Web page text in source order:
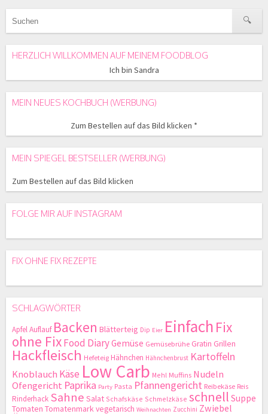
HERZLICH WILLKOMMEN AUF MEINEM FOODBLOG
Ich bin Sandra
MEIN NEUES KOCHBUCH (WERBUNG)
Zum Bestellen auf das Bild klicken *
MEIN SPIEGEL BESTSELLER (WERBUNG)
Zum Bestellen auf das Bild klicken
FOLGE MIR AUF INSTAGRAM
FIX OHNE FIX REZEPTE
SCHLAGWÖRTER
ApfelAuflauf Backen Blätterteig Dip Eier Einfach Fix
ohne FixFood DiaryGemüse Gemüsebrühe Gratin Grillen
Hackfleisch Hefeteig Hähnchen Hähnchenbrust Kartoffeln
Knoblauch Käse Low Carb Mehl Muffins Nudeln
Ofengericht Paprika Party Pasta Pfannengericht Reibekäse Reis
Rinderhack Sahne Salat Schafskäse Schmelzkäse schnell Suppe
Tomaten Tomatenmarkvegetarisch Weihnachten Zucchini Zwiebel